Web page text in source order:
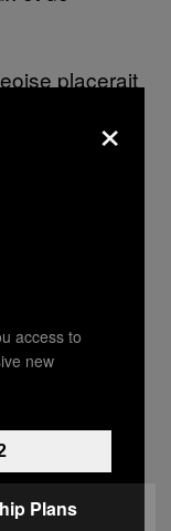
placerait
et le
plus
Block. De
la Chine et
×
access to
new
Plans